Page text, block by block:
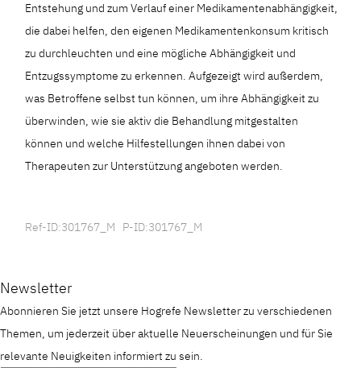
Entstehung und zum Verlauf einer Medikamentenabhängigkeit,
die dabei helfen, den eigenen Medikamentenkonsum kritisch
zu durchleuchten und eine mögliche Abhängigkeit und
Entzugssymptome zu erkennen. Aufgezeigt wird außerdem,
was Betroffene selbst tun können, um ihre Abhängigkeit zu
überwinden, wie sie aktiv die Behandlung mitgestalten
können und welche Hilfestellungen ihnen dabei von
Therapeuten zur Unterstützung angeboten werden.
Ref-ID:301767_M P-ID:301767_M
Newsletter
Abonnieren Sie jetzt unsere Hogrefe Newsletter zu verschiedenen
Themen, um jederzeit über aktuelle Neuerscheinungen und für Sie
relevante Neuigkeiten informiert zu sein.